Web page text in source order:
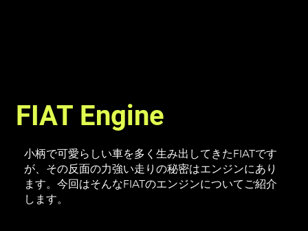
FIAT Engine
小柄で可愛らしい車を多く生み出してきたFIATです
が、その反面の力強い走りの秘密はエンジンにあり
ます。今回はそんなFIATのエンジンについてご紹介
します。